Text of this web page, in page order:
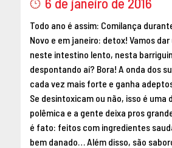
Todo ano é assim: Comilança
Novo e em janeiro: detox! Vamos
neste intestino lento, nesta
despontando aí? Bora! A onda dos
cada vez mais forte e ganha
Se desintoxicam ou não, isso é uma
polêmica e a gente deixa pros
é fato: feitos com ingredientes
bem danado… Além disso, são